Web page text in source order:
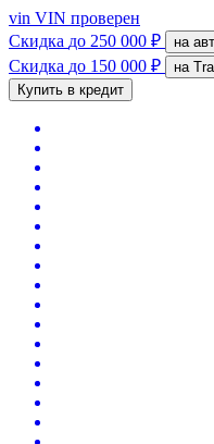
vin VIN проверен
Скидка до 250 000 ₽ на
Скидка до 150 000 ₽
на
Купить в кредит